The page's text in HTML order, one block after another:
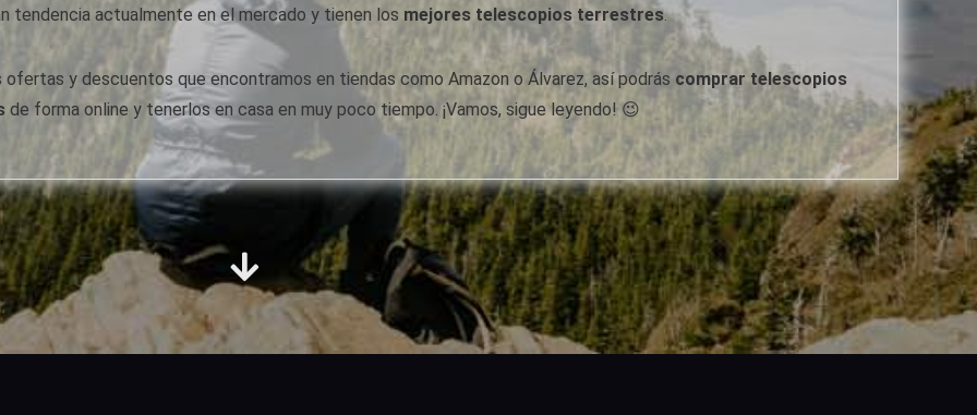
tendencia actualmente en el mercado y tienen los mejores telescopios terrestres.
y descuentos que encontramos en tiendas como Amazon o Álvarez, así podrás comprar telescopios
de forma online y tenerlos en casa en muy poco tiempo. ¡Vamos, sigue leyendo! 😉